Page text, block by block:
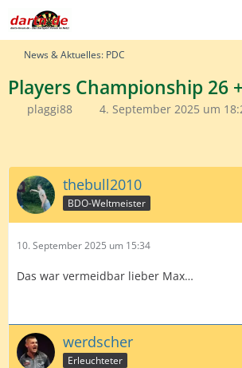
News & Aktuelles: PDC
Players Championship 26
plaggi88 4. September 2025 um
thebull2010
BDO-Weltmeister
10. September 2025 um 15:34
Das war vermeidbar lieber Max…
werdscher
Erleuchteter